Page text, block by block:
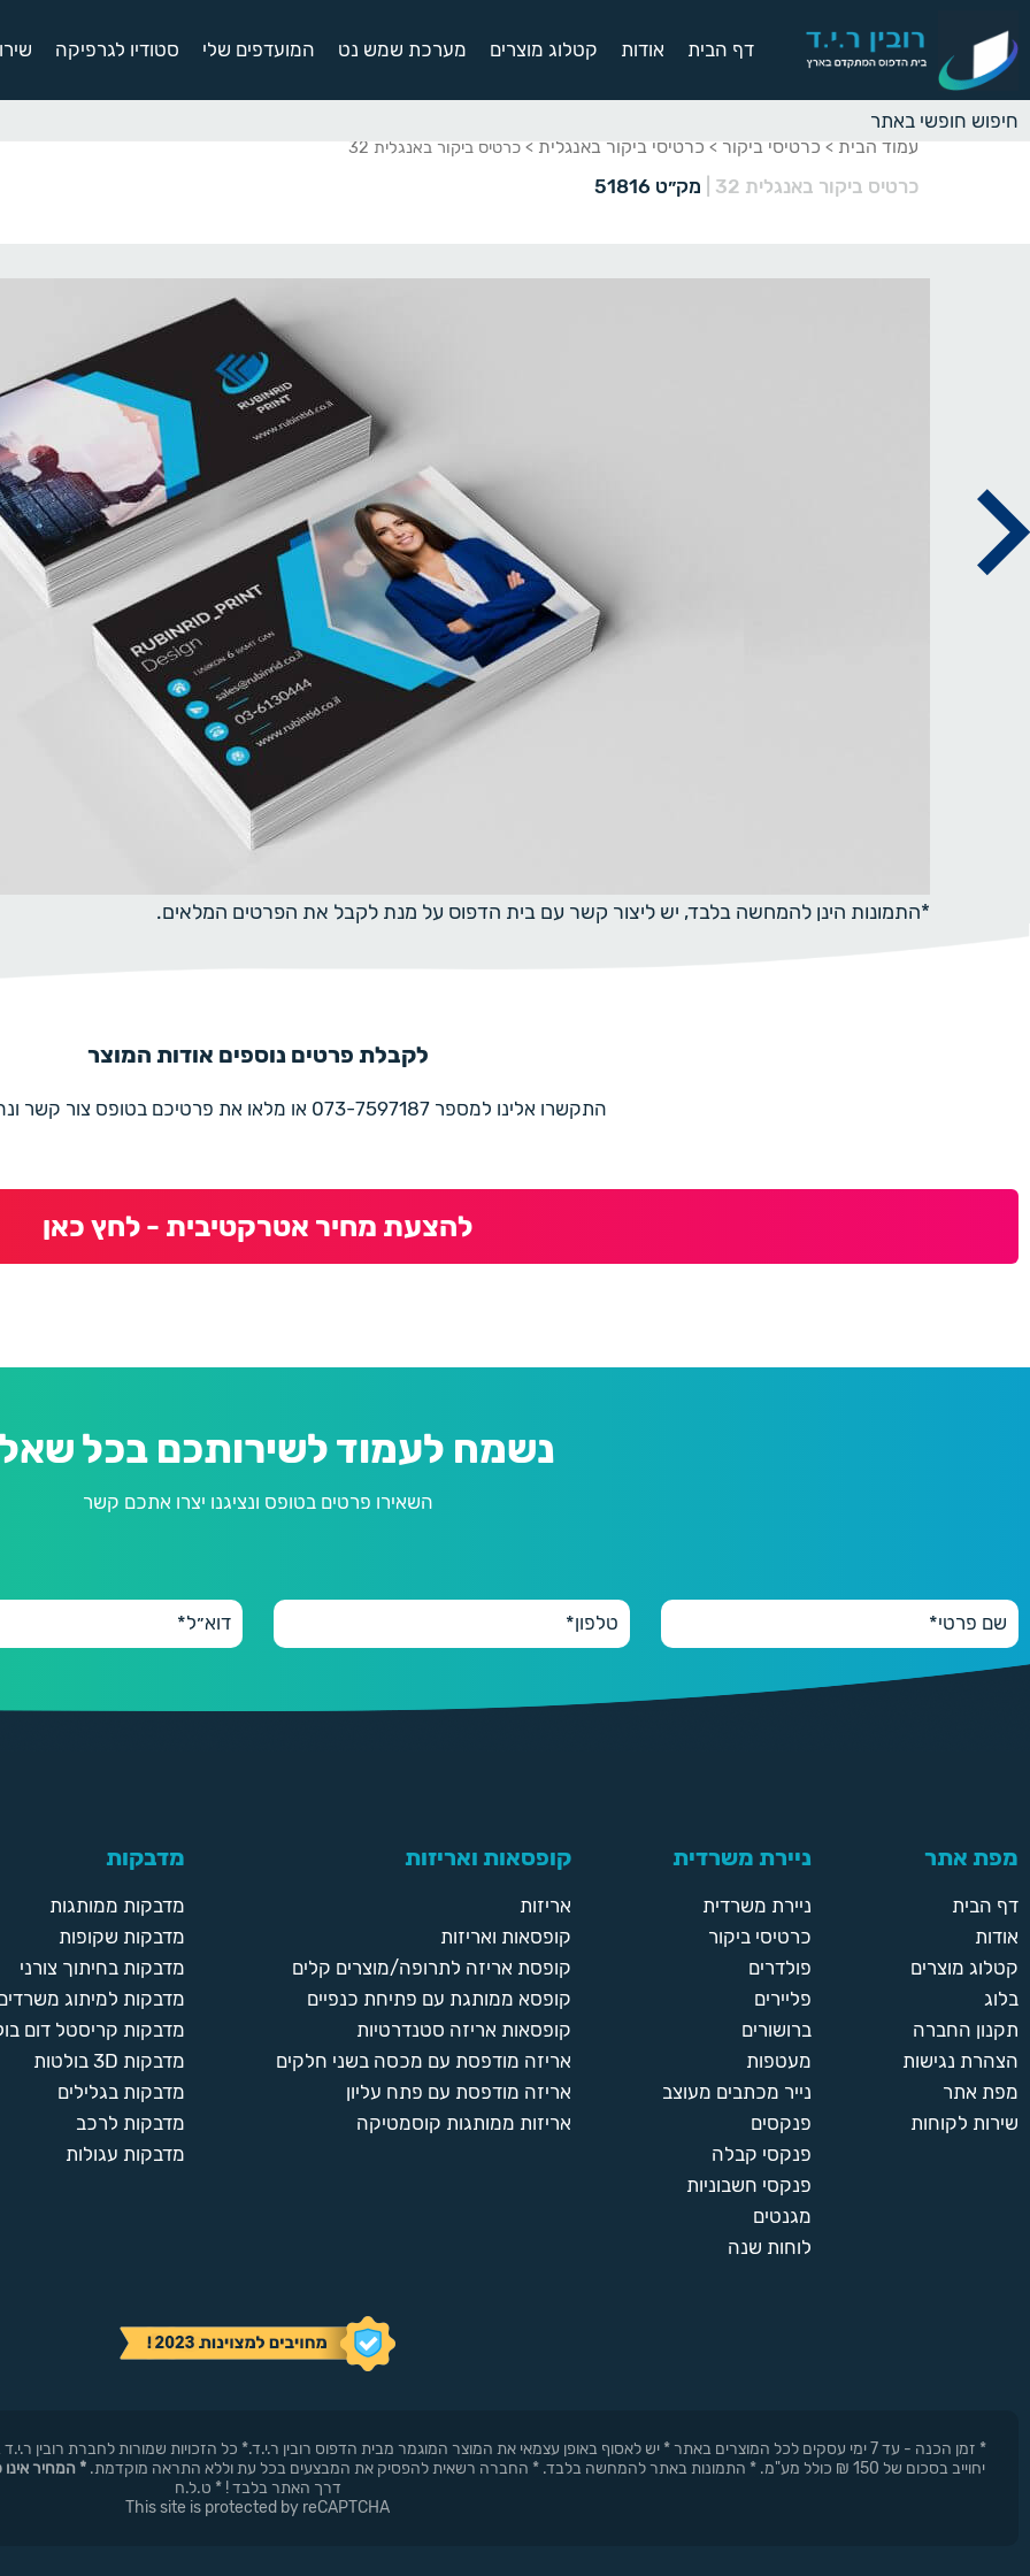
דף הבית אודות קטלוג מוצרים מערכת שמש נט המועדפים שלי סטודיו לגרפיקה
עמוד הבית > כרטיסי ביקור > כרטיסי ביקור באנגלית > כרטיס ביקור באנגלית 32
כרטיס ביקור באנגלית 32 מק״ט 51816
*התמונות הינן להמחשה בלבד, יש ליצור קשר עם בית הדפוס על מנת לקבל את הפרטים המלאים.
לקבלת פרטים נוספים אודות המוצר
התקשרו אלינו למספר 073-7597187 או מלאו את פרטיכם בטופס צור קשר ונחזור בהקדם
להצעת מחיר אטרקטיבית - לחץ כאן
נשמח לעמוד לשירותכם בכל
השאירו פרטים בטופס ונציגנו יצרו אתכם קשר
מפת אתר
דף הבית
אודות
קטלוג מוצרים
בלוג
תקנון החברה
הצהרת נגישות
מפת אתר
שירות לקוחות
ניירת משרדית
ניירת משרדית
כרטיסי ביקור
פולדרים
פליירים
ברושורים
מעטפות
נייר מכתבים מעוצב
פנקסים
פנקסי קבלה
פנקסי חשבוניות
מגנטים
לוחות שנה
קופסאות ואריזות
אריזות
קופסאות ואריזות
קופסת אריזה לתרופה/מוצרים קלים
קופסא ממותגת עם פתיחת כנפיים
קופסאות אריזה סטנדרטיות
אריזה מודפסת עם מכסה בשני חלקים
אריזה מודפסת עם פתח עליון
אריזות ממותגות קוסמטיקה
מדבקות
מדבקות ממותגות
מדבקות שקופות
מדבקות בחיתוך צורני
מדבקות למיתוג
מדבקות קריסטל דום
מדבקות 3D בולטות
מדבקות בגלילים
מדבקות לרכב
מדבקות עגולות
* זמן הכנה - עד 7 ימי עסקים לכל המוצרים באתר * יש לאסוף באופן עצמאי את המוצר המוגמר מבית הדפוס רובין ר.י.ד.* כל הזכויות שמורות לחברת
יחוייב בסכום של 150 ₪ כולל מע"מ. * התמונות באתר להמחשה בלבד. * החברה רשאית להפסיק את המבצעים בכל עת וללא התראה מוקדמת.
* המחיר
דרך האתר בלבד ! * ט.ל.ח
This site is protected by reCAPTCHA